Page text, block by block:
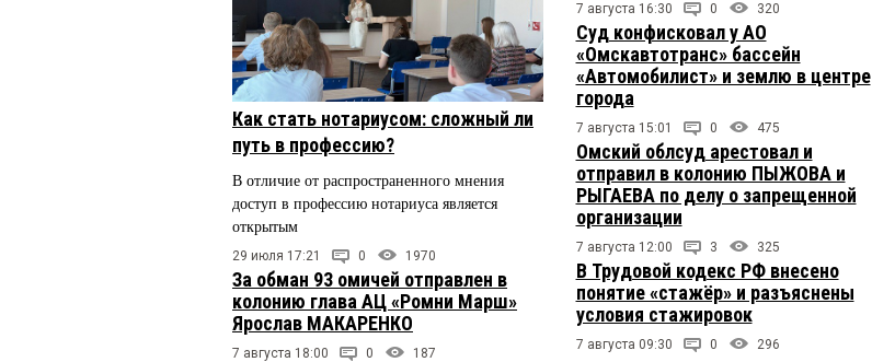
Как стать нотариусом: сложный ли
путь в профессию?
В отличие от распространенного мнения
доступ в профессию нотариуса является
открытым
29 июля 17:21 0 1970
За обман 93 омичей отправлен в
колонию глава АЦ «Ромни Марш»
Ярослав МАКАРЕНКО
7 августа 18:00 0 187
7 августа 16:30 0 320
Суд конфисковал у АО
«Омскавтотранс» бассейн
«Автомобилист» и землю в центре
города
7 августа 15:01 0 475
Омский облсуд арестовал и
отправил в колонию ПЫЖОВА и
РЫГАЕВА по делу о запрещенной
организации
7 августа 12:00 3 325
В Трудовой кодекс РФ внесено
понятие «стажёр» и разъяснены
условия стажировок
7 августа 09:30 0 296